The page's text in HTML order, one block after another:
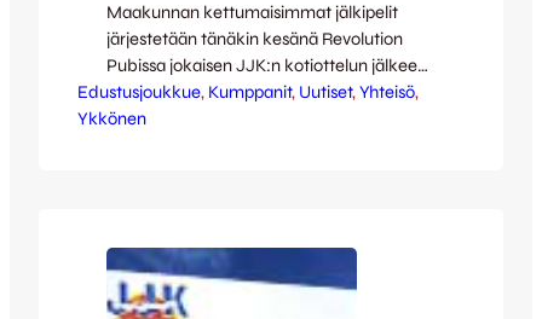
Maakunnan kettumaisimmat jälkipelit
järjestetään tänäkin kesänä Revolution
Pubissa jokaisen JJK:n kotiottelun jälkeen.
Harjun hurmoksesta on lyhyt reissu
Kävelykadun ja Väinönkadun kulmaukseen
ja paikan päälle tulee toki myös
pelaajavieraita kertomaan omat
näkemyksensä kenttätapahtumista. Yleisö
Edustusjoukkue, Kumppanit, Uutiset, Yhteisö
Ykkönen